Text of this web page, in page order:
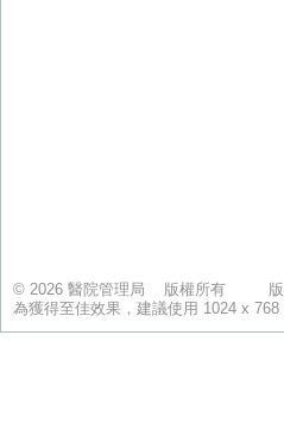
© 2026 醫院管理局 版權所有
為獲得至佳效果，建議使用 1024 x 768